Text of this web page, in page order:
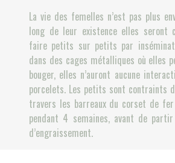
La vie des femelles n’est pas plus
long de leur existence elles seront
faire petits sur petits par
dans des cages métalliques où elles
bouger, elles n’auront aucune
porcelets. Les petits sont contraints
travers les barreaux du corset de
pendant 4 semaines, avant de
d’engraissement.